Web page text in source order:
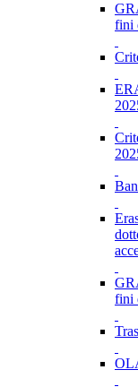
fini
fini